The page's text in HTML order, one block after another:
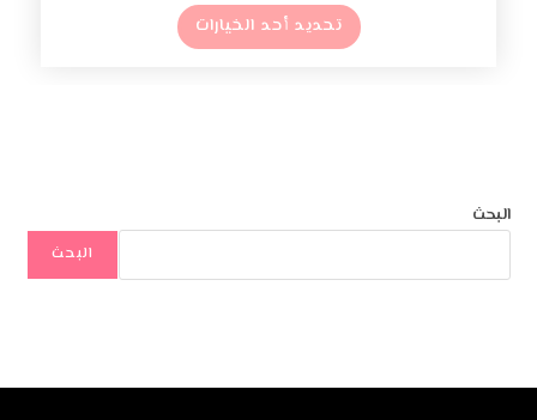
تحديد أحد الخيارات
البحث
البحث